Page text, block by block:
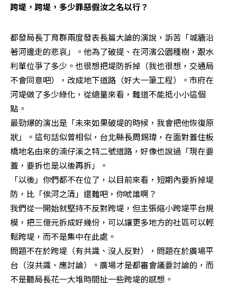
跨堤，跨堤，多少罪惡假汝之名以行？
都發局長丁育群兩度發表長篇大論的演說，訴苦「城牆沿
著河邊走的悲哀」。他為了破提、在河濱公園種樹，跟水
利單位爭了多少。也很想把堤防拆掉（我也很想，交通局
不會同意吧），改成地下道路（好大一筆工程）。市府在
河堤做了多少綠化，從總量來看，難道不能抵小小這個
點。
最勁爆的演出是「未來如果破堤的時候，我會把他恢復原
狀」。這句話似曾相似，台北縣長周錫瑋，在面對蓋住板
橋地名由來的湳仔溪之特二號道路，好像也說過「現在要
蓋，要拆也是以後再拆」。
「以後」你們都不在位了，以目前來看，短期內要拆掉堤
防，比「俟河之清」還難吧，你唬誰啊？
我們從一開始就堅持不反對跨堤，但主張縮小跨堤平台規
模，把三億元拆成好幾份，可以讓更多地方的社區可以輕
鬆跨堤，而不是集中在此處。
問題不在於跨堤（有共識、沒人反對），問題在於廣場平
台（沒共識、應討論）。廣場才是都審會議要討論的，而
不是聽局長花一大堆時間扯一些跨堤的感想。